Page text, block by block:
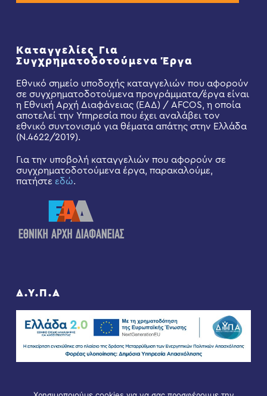
Καταγγελίες Για
Συγχρηματοδοτούμενα Έργα
Εθνικό σημείο υποδοχής καταγγελιών που αφορούν
σε συγχρηματοδοτούμενα προγράμματα/έργα είναι
η Εθνική Αρχή Διαφάνειας (ΕΑΔ) / AFCOS, η οποία
αποτελεί την Υπηρεσία που έχει αναλάβει τον
εθνικό συντονισμό για θέματα απάτης στην Ελλάδα
(Ν.4622/2019).
Για την υποβολή καταγγελιών που αφορούν σε
συγχρηματοδοτούμενα έργα, παρακαλούμε,
πατήστε εδώ.
Δ.Υ.Π.Α